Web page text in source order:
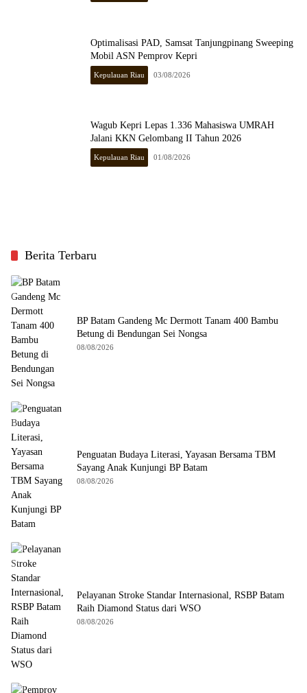
Optimalisasi PAD, Samsat Tanjungpinang Sweeping
Mobil ASN Pemprov Kepri
Kepulauan Riau 03/08/2026
Wagub Kepri Lepas 1.336 Mahasiswa UMRAH
Jalani KKN Gelombang II Tahun 2026
Kepulauan Riau 01/08/2026
Berita Terbaru
BP Batam Gandeng Mc Dermott Tanam 400 Bambu
Betung di Bendungan Sei Nongsa
08/08/2026
Penguatan Budaya Literasi, Yayasan Bersama TBM
Sayang Anak Kunjungi BP Batam
08/08/2026
Pelayanan Stroke Standar Internasional, RSBP Batam
Raih Diamond Status dari WSO
08/08/2026